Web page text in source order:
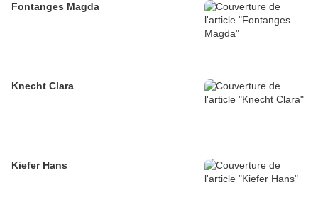
Fontanges Magda
Knecht Clara
Kiefer Hans